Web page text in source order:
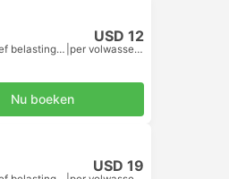
USD 12
Inclusief belastingen per volwassene
Nu boeken
USD 19